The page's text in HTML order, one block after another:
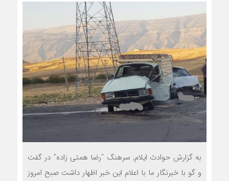
به گزارش حوادث ایلام; سرهنگ “رضا همتی زاده” در گفت
و گو با خبرنگار ما با اعلام این خبر اظهار داشت صبح امروز